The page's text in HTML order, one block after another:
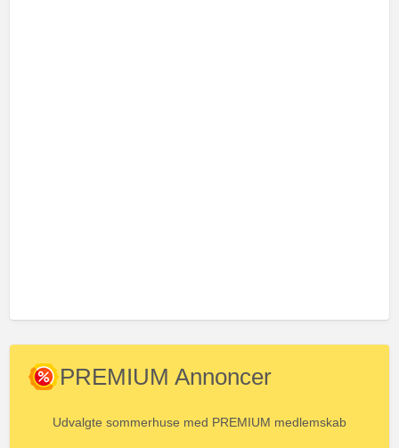
PREMIUM Annoncer
Udvalgte sommerhuse med PREMIUM medlemskab